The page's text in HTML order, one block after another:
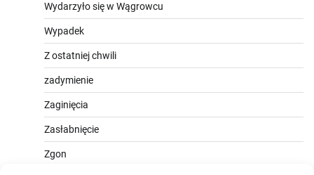
Wydarzyło się w Wągrowcu
Wypadek
Z ostatniej chwili
zadymienie
Zaginięcia
Zasłabnięcie
Zgon